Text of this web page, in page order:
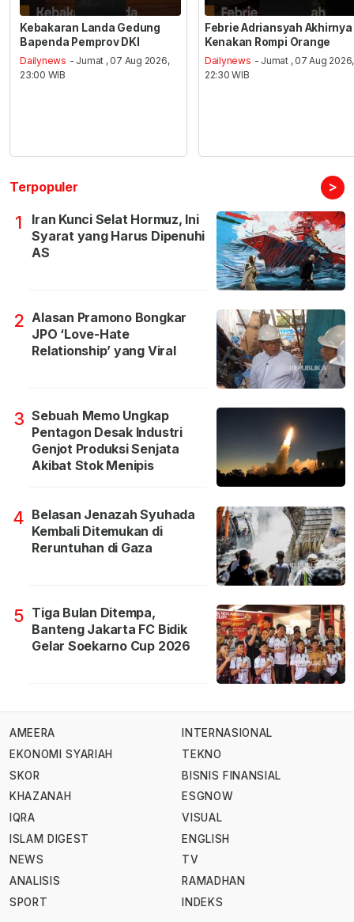
Kebakaran Landa Gedung
Bapenda Pemprov DKI
Dailynews - Jumat , 07 Aug 2026,
23:00 WIB
Febrie Adriansyah Akhirnya
Kenakan Rompi Orange
Dailynews - Jumat , 07 Aug 2026,
22:30 WIB
Terpopuler >
1
Iran Kunci Selat Hormuz, Ini
Syarat yang Harus Dipenuhi
AS
2 Alasan Pramono Bongkar
JPO ‘Love-Hate
Relationship’ yang Viral
3 Sebuah Memo Ungkap
Pentagon Desak Industri
Genjot Produksi Senjata
Akibat Stok Menipis
4 Belasan Jenazah Syuhada
Kembali Ditemukan di
Reruntuhan di Gaza
5 Tiga Bulan Ditempa,
Banteng Jakarta FC Bidik
Gelar Soekarno Cup 2026
AMEERA
EKONOMI SYARIAH
SKOR
KHAZANAH
IQRA
ISLAM DIGEST
NEWS
ANALISIS
SPORT
INTERNASIONAL
TEKNO
BISNIS FINANSIAL
ESGNOW
VISUAL
ENGLISH
TV
RAMADHAN
INDEKS